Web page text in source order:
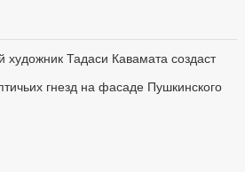
художник Тадаси Кавамата создаст
гнезд на фасаде Пушкинского